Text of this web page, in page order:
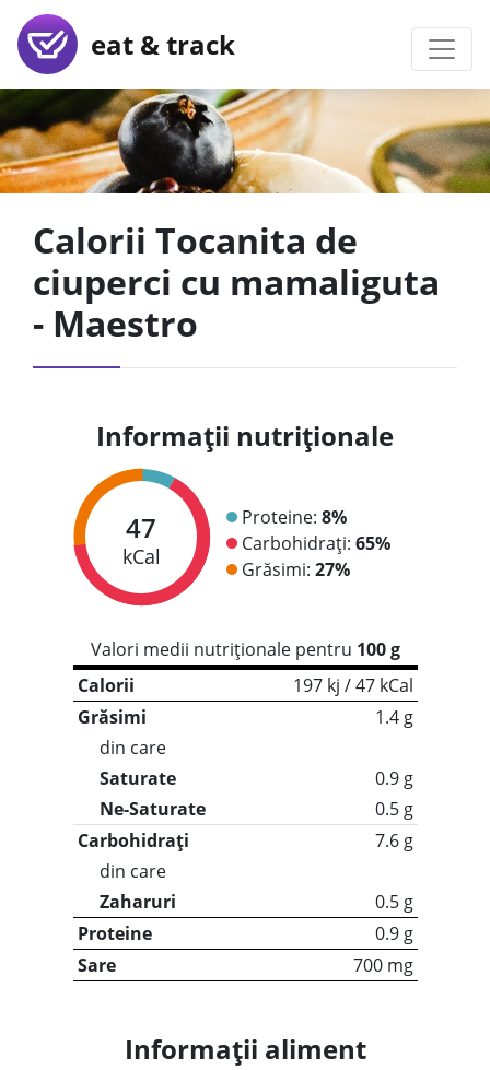
eat & track
Calorii Tocanita de
ciuperci cu mamaliguta
- Maestro
Informații nutriționale
47
kCal
Proteine: 8%
Carbohidrați: 65%
Grăsimi: 27%
Valori medii nutriționale pentru 100 g
Calorii
197 kj / 47 kCal
Grăsimi
1.4 g
din care
Saturate
0.9 g
Ne-Saturate
0.5 g
Carbohidrați
7.6 g
din care
Zaharuri
0.5 g
Proteine
0.9 g
Sare
700 mg
Informații aliment